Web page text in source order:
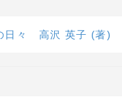
日々 高沢 英子 (著)